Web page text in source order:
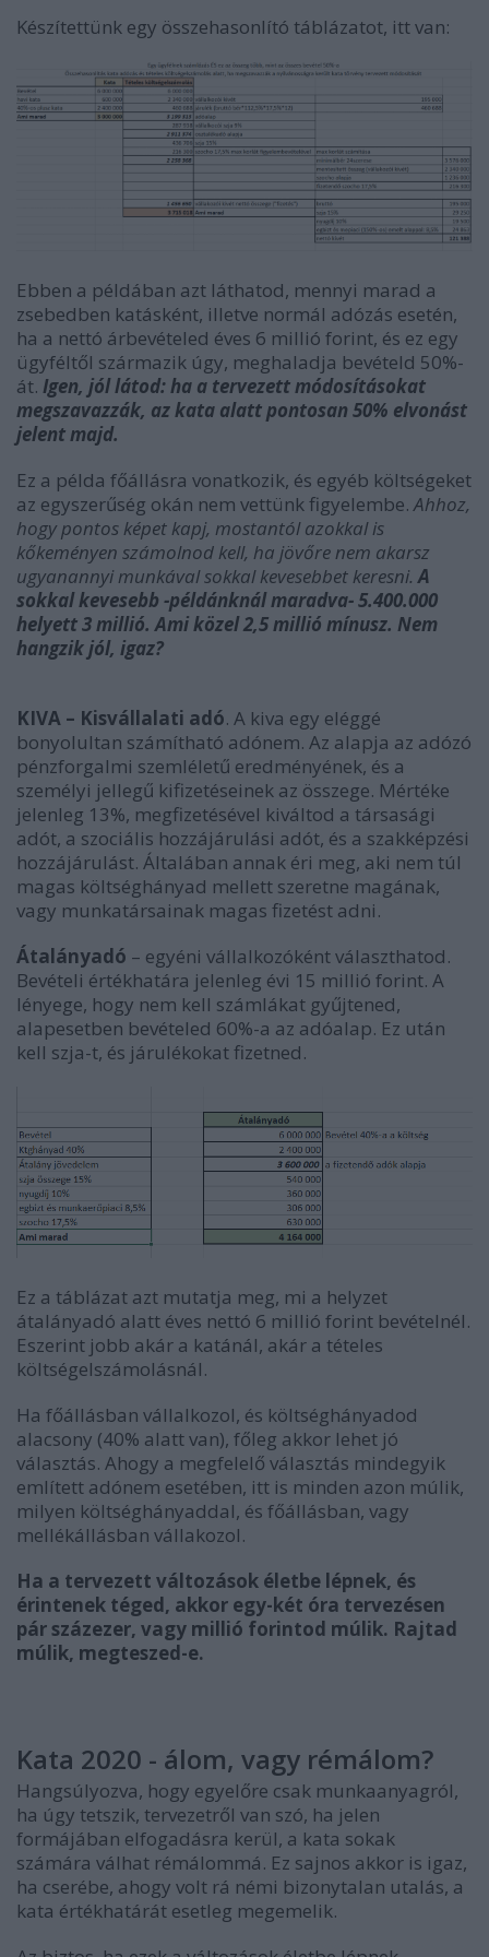
Készítettünk egy összehasonlító táblázatot, itt van:
Ebben a példában azt láthatod, mennyi marad a
zsebedben katásként, illetve normál adózás esetén,
ha a nettó árbevételed éves 6 millió forint, és ez egy
ügyféltől származik úgy, meghaladja bevételd 50%-
át. Igen, jól látod: ha a tervezett módosításokat
megszavazzák, az kata alatt pontosan 50% elvonást
jelent majd.
Ez a példa főállásra vonatkozik, és egyéb költségeket
az egyszerűség okán nem vettünk figyelembe.Ahhoz,
hogy pontos képet kapj, mostantól azokkal is
kőkeményen számolnod kell, ha jövőre nem akarsz
ugyanannyi munkával sokkal kevesebbet keresni.A
sokkal kevesebb -példánknál maradva- 5.400.000
helyett 3 millió. Ami közel 2,5 millió mínusz. Nem
hangzik jól, igaz?
KIVA – Kisvállalati adó. A kiva egy eléggé
bonyolultan számítható adónem. Az alapja az adózó
pénzforgalmi szemléletű eredményének, és a
személyi jellegű kifizetéseinek az összege. Mértéke
jelenleg 13%, megfizetésével kiváltod a társasági
adót, a szociális hozzájárulási adót, és a szakképzési
hozzájárulást. Általában annak éri meg, aki nem túl
magas költséghányad mellett szeretne magának,
vagy munkatársainak magas fizetést adni.
Átalányadó – egyéni vállalkozóként választhatod.
Bevételi értékhatára jelenleg évi 15 millió forint. A
lényege, hogy nem kell számlákat gyűjtened,
alapesetben bevételed 60%-a az adóalap. Ez után
kell szja-t, és járulékokat fizetned.
Ez a táblázat azt mutatja meg, mi a helyzet
átalányadó alatt éves nettó 6 millió forint bevételnél.
Eszerint jobb akár a katánál, akár a tételes
költségelszámolásnál.
Ha főállásban vállalkozol, és költséghányadod
alacsony (40% alatt van), főleg akkor lehet jó
választás. Ahogy a megfelelő választás mindegyik
említett adónem esetében, itt is minden azon múlik,
milyen költséghányaddal, és főállásban, vagy
mellékállásban vállakozol.
Ha a tervezett változások életbe lépnek, és
érintenek téged, akkor egy-két óra tervezésen
pár százezer, vagy millió forintod múlik. Rajtad
múlik, megteszed-e.
Kata 2020 - álom, vagy rémálom?
Hangsúlyozva, hogy egyelőre csak munkaanyagról,
ha úgy tetszik, tervezetről van szó, ha jelen
formájában elfogadásra kerül, a kata sokak
számára válhat rémálommá. Ez sajnos akkor is igaz,
ha cserébe, ahogy volt rá némi bizonytalan utalás, a
kata értékhatárát esetleg megemelik.